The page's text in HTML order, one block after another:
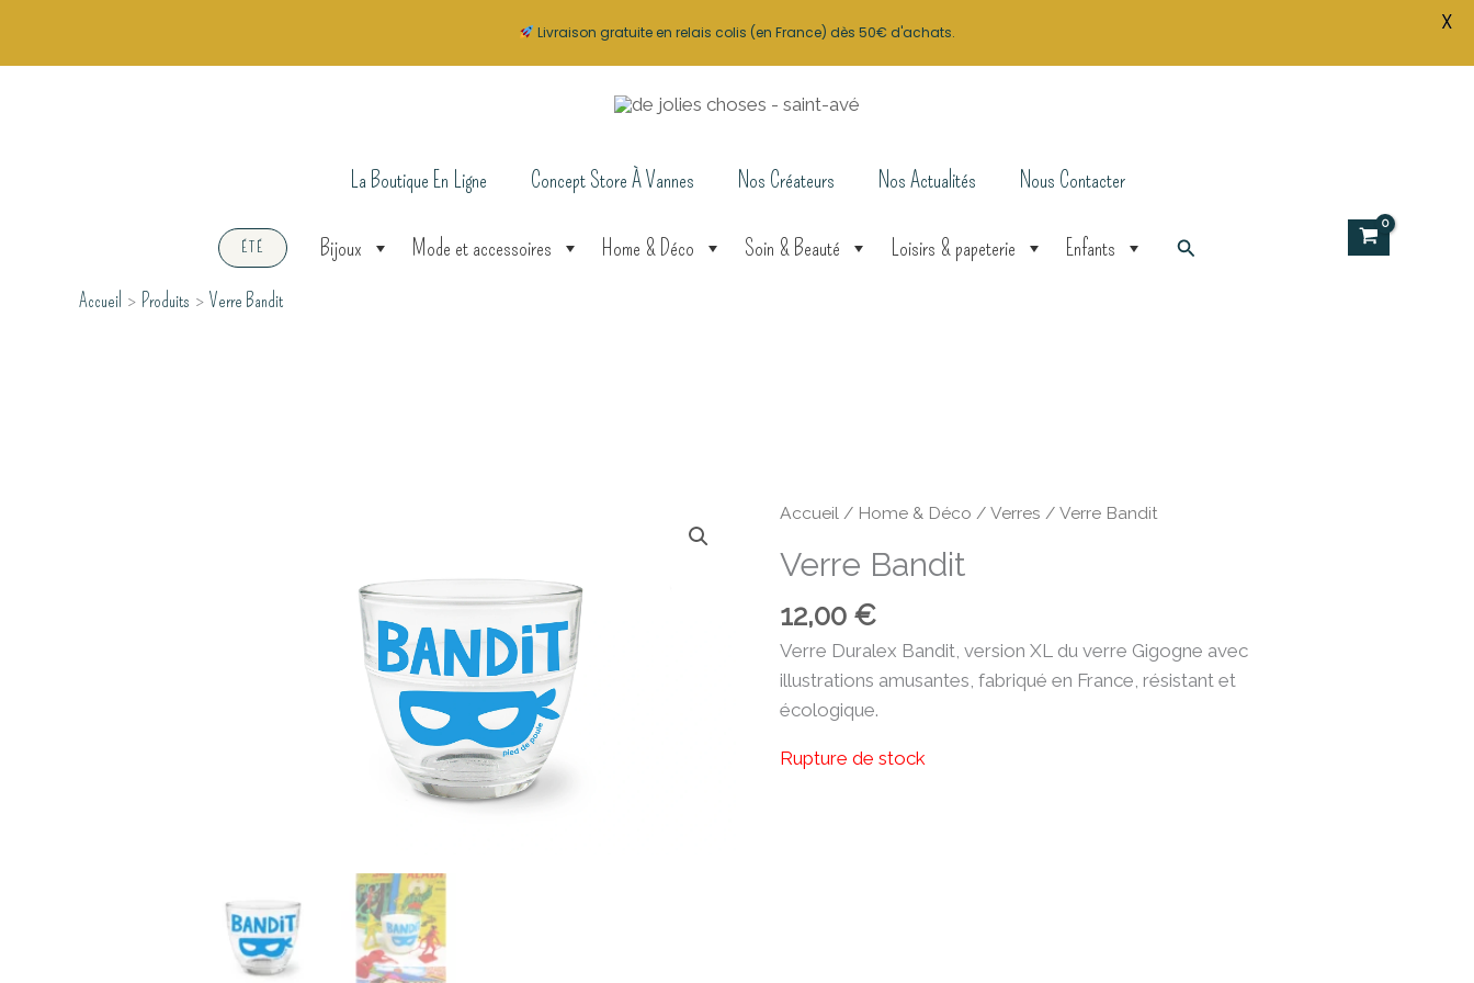
La Boutique En Ligne Concept Store À Vannes Nos Créateurs Nos Actualités Nous Contacter
ÉTÉ Bijoux Mode et accessoires Home & Déco Soin & Beauté Loisirs & papeterie Enfants Rechercher
Accueil Produits Verre Bandit
Accueil/ Home & Déco / Verres / Verre Bandit
Verre Bandit
12,00 €
Verre Duralex Bandit, version XL du verre Gigogne avec
illustrations amusantes, fabriqué en France, résistant et
écologique.
Rupture de stock
Livraison gratuite en relais colis (en France) dès 50€ d'achats. X